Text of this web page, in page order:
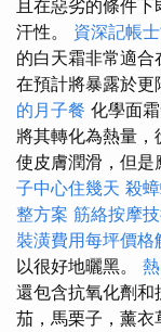
且在惡劣的條件
汗性。 資深記帳
的白天霜非常適
在預計將暴露於更
的月子餐 化學面
將其轉化為熱量
使皮膚潤滑，但是
子中心住幾天 殺
整方案 筋絡按摩
裝潢費用每坪價格
以很好地曬黑。
還包含抗氧化劑和
茄，馬栗子，薰